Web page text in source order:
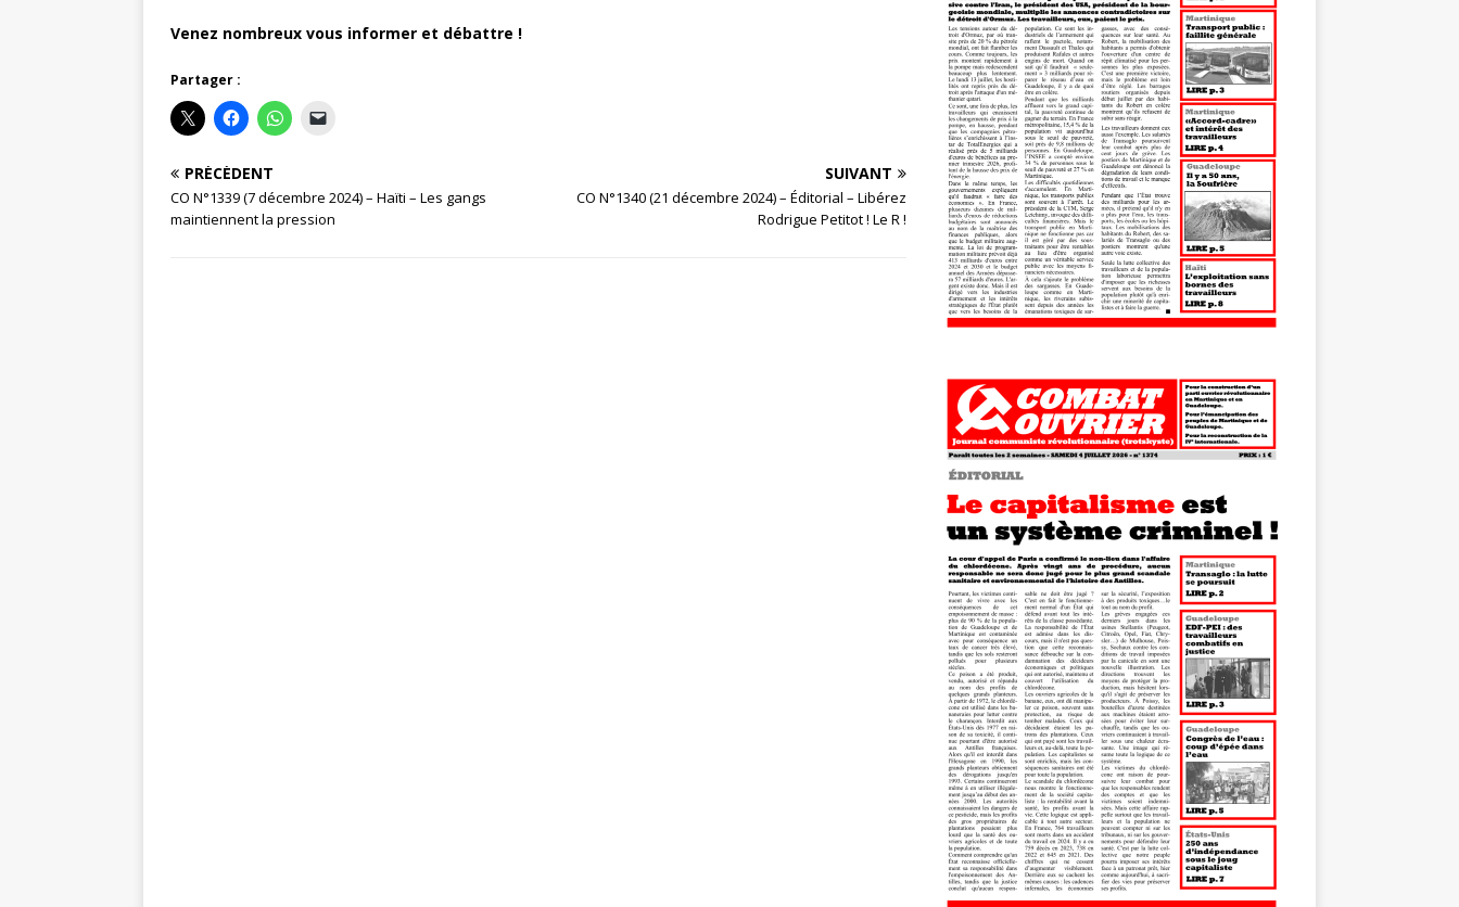
Venez nombreux vous informer et débattre !
Partager :
PRÉCÉDENT
CO N°1339 (7 décembre 2024) – Haïti – Les gangs
maintiennent la pression
SUIVANT
CO N°1340 (21 décembre 2024) – Éditorial – Libérez
Rodrigue Petitot ! Le R !